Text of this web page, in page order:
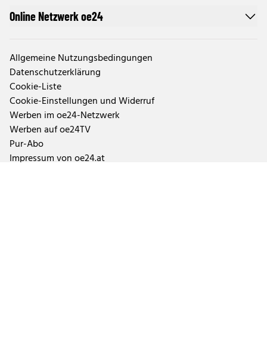
Online Netzwerk oe24
Allgemeine Nutzungsbedingungen
Datenschutzerklärung
Cookie-Liste
Cookie-Einstellungen und Widerruf
Werben im oe24-Netzwerk
Werben auf oe24TV
Pur-Abo
Impressum von oe24.at